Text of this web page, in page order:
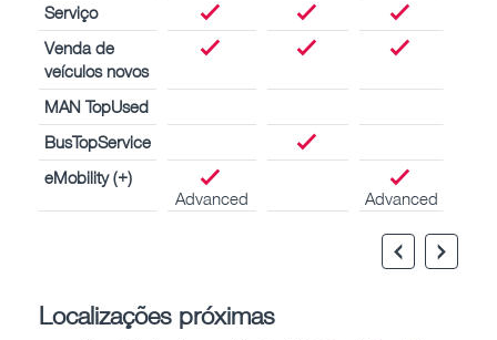
Serviço
Venda de
veículos novos
MAN TopUsed
BusTopService
eMobility (+)
Advanced
Advanced
Localizações próximas